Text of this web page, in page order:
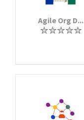
Agile Org D...